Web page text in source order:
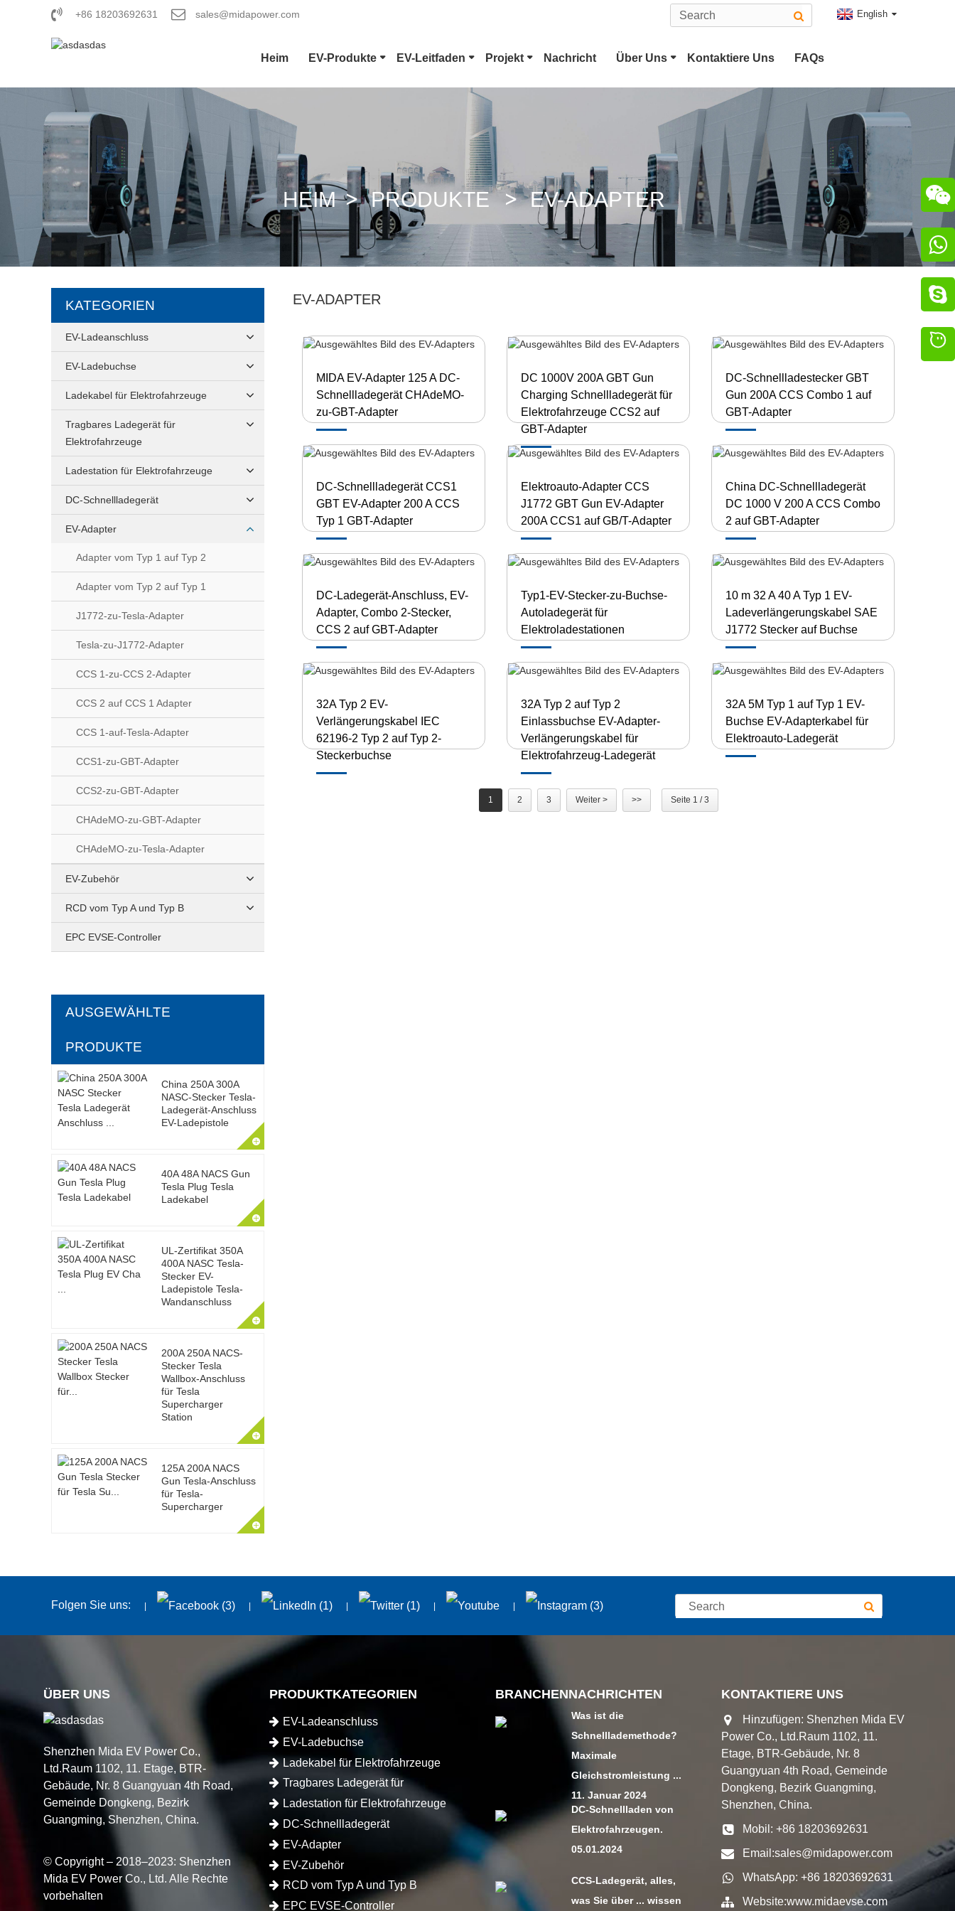
+86 18203692631 sales@midapower.com English
Heim EV-Produkte
Typ-2-EV-Anschluss
CCS Combo 1 Stecker CCS Combo 2 Stecker CHAdeMO-Anschluss
GB/T DC-Pistole ChaoJi-Anschluss
EV-Leitfaden Projekt Nachricht Über Uns Kontaktiere Uns FAQs
HEIM PRODUKTE EV-ADAPTER
KATEGORIEN
EV-Ladeanschluss
EV-Ladebuchse
Ladekabel für Elektrofahrzeuge
Tragbares Ladegerät für
Elektrofahrzeuge
Ladestation für Elektrofahrzeuge
DC-Schnellladegerät
EV-Adapter
Adapter vom Typ 1 auf Typ 2
Adapter vom Typ 2 auf Typ 1
J1772-zu-Tesla-Adapter
Tesla-zu-J1772-Adapter
CCS 1-zu-CCS 2-Adapter
CCS 2 auf CCS 1 Adapter
CCS 1-auf-Tesla-Adapter
CCS1-zu-GBT-Adapter
CCS2-zu-GBT-Adapter
CHAdeMO-zu-GBT-Adapter
CHAdeMO-zu-Tesla-Adapter
EV-Zubehör
RCD vom Typ A und Typ B
EPC EVSE-Controller
AUSGEWÄHLTE
PRODUKTE
China 250A 300A
NASC-Stecker Tesla-
Ladegerät-Anschluss
EV-Ladepistole
40A 48A NACS Gun
Tesla Plug Tesla
Ladekabel
UL-Zertifikat 350A
400A NASC Tesla-
Stecker EV-
Ladepistole Tesla-
Wandanschluss
200A 250A NACS-
Stecker Tesla
Wallbox-Anschluss
für Tesla
Supercharger
Station
125A 200A NACS
Gun Tesla-Anschluss
für Tesla-
Supercharger
EV-ADAPTER
MIDA EV-Adapter 125 A DC-
Schnellladegerät CHAdeMO-
zu-GBT-Adapter
DC 1000V 200A GBT Gun
Charging Schnellladegerät für
Elektrofahrzeuge CCS2 auf
GBT-Adapter
DC-Schnellladestecker GBT
Gun 200A CCS Combo 1 auf
GBT-Adapter
DC-Schnellladegerät CCS1
GBT EV-Adapter 200 A CCS
Typ 1 GBT-Adapter
Elektroauto-Adapter CCS
J1772 GBT Gun EV-Adapter
200A CCS1 auf GB/T-Adapter
China DC-Schnellladegerät
DC 1000 V 200 A CCS Combo
2 auf GBT-Adapter
DC-Ladegerät-Anschluss, EV-
Adapter, Combo 2-Stecker,
CCS 2 auf GBT-Adapter
Typ1-EV-Stecker-zu-Buchse-
Autoladegerät für
Elektroladestationen
10 m 32 A 40 A Typ 1 EV-
Ladeverlängerungskabel SAE
J1772 Stecker auf Buchse
32A Typ 2 EV-
Verlängerungskabel IEC
62196-2 Typ 2 auf Typ 2-
Steckerbuchse
32A Typ 2 auf Typ 2
Einlassbuchse EV-Adapter-
Verlängerungskabel für
Elektrofahrzeug-Ladegerät
32A 5M Typ 1 auf Typ 1 EV-
Buchse EV-Adapterkabel für
Elektroauto-Ladegerät
1 2 3 Weiter > >> Seite 1 / 3
Folgen Sie uns:
ÜBER UNS
Shenzhen Mida EV Power Co.,
Ltd.Raum 1102, 11. Etage, BTR-
Gebäude, Nr. 8 Guangyuan 4th Road,
Gemeinde Dongkeng, Bezirk
Guangming, Shenzhen, China.
© Copyright – 2018–2023: Shenzhen
Mida EV Power Co., Ltd. Alle Rechte
vorbehalten
PRODUKTKATEGORIEN
EV-Ladeanschluss
EV-Ladebuchse
Ladekabel für Elektrofahrzeuge
Tragbares Ladegerät für
Elektrofahrzeuge
Ladestation für Elektrofahrzeuge
DC-Schnellladegerät
EV-Adapter
EV-Zubehör
RCD vom Typ A und Typ B
EPC EVSE-Controller
BRANCHENNACHRICHTEN
Was ist die
Schnelllademethode?
Maximale
Gleichstromleistung ...
11. Januar 2024
DC-Schnellladen von
Elektrofahrzeugen.
05.01.2024
CCS-Ladegerät, alles,
was Sie über ... wissen
KONTAKTIERE UNS
Hinzufügen: Shenzhen Mida EV
Power Co., Ltd.Raum 1102, 11.
Etage, BTR-Gebäude, Nr. 8
Guangyuan 4th Road, Gemeinde
Dongkeng, Bezirk Guangming,
Shenzhen, China.
Mobil: +86 18203692631
Email:sales@midapower.com
WhatsApp: +86 18203692631
Website:www.midaevse.com


